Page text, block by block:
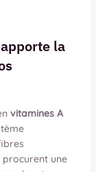
la
vitamines A
une